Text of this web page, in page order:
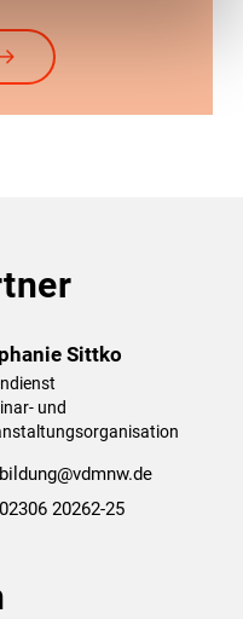
Sittko
und
bildung@vdmnw.de
02306 20262-25